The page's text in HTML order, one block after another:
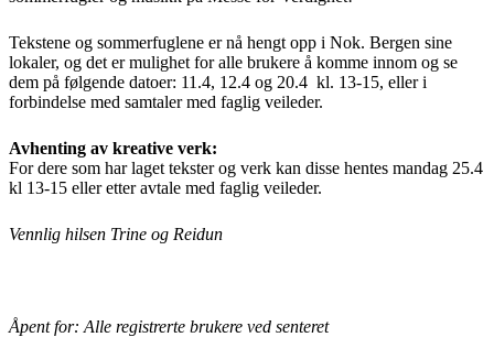
Tekstene og sommerfuglene er nå hengt opp i Nok. Bergen sine
lokaler, og det er mulighet for alle brukere å komme innom og se
dem på følgende datoer: 11.4, 12.4 og 20.4 kl. 13-15, eller i
forbindelse med samtaler med faglig veileder.
Avhenting av kreative verk:
For dere som har laget tekster og verk kan disse hentes mandag 25.4
kl 13-15 eller etter avtale med faglig veileder.
Vennlig hilsen Trine og Reidun
Åpent for: Alle registrerte brukere ved senteret